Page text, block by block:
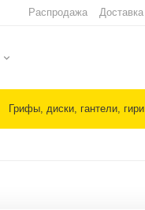
Распродажа Доставка
Грифы, диски, гантели, гири